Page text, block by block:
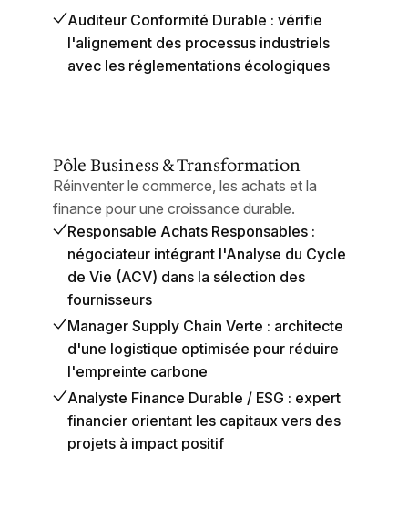
Auditeur Conformité Durable : vérifie
l'alignement des processus industriels
avec les réglementations écologiques
Pôle Business & Transformation
Réinventer le commerce, les achats et la
finance pour une croissance durable.
Responsable Achats Responsables :
négociateur intégrant l'Analyse du Cycle
de Vie (ACV) dans la sélection des
fournisseurs
Manager Supply Chain Verte : architecte
d'une logistique optimisée pour réduire
l'empreinte carbone
Analyste Finance Durable / ESG : expert
financier orientant les capitaux vers des
projets à impact positif